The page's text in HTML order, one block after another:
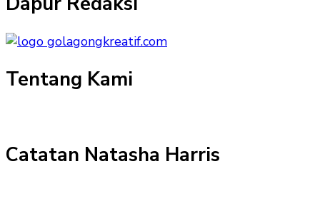
Tentang Kami
Catatan Natasha Harris